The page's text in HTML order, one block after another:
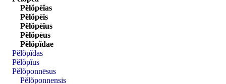
Pĕlŏpēĭas
Pĕlŏpēis
Pĕlŏpēïus
Pĕlŏpēus
Pĕlŏpĭdae
Pĕlŏpĭdas
Pĕlŏpĭus
Pĕlŏponnēsus
Pĕlŏponnensis